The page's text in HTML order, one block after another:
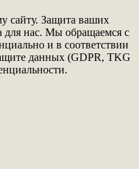
сайту. Защита ваших
для нас. Мы обращаемся с
и в соответствии
данных (GDPR, TKG